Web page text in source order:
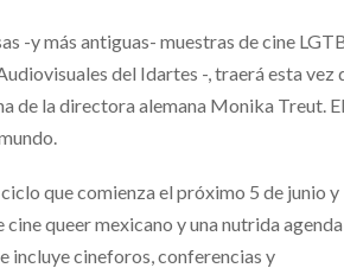
-y más antiguas- muestras de cine
del Idartes -, traerá esta vez
de la directora alemana Monika Treut. El
que comienza el próximo 5 de junio y
queer mexicano y una nutrida agenda
incluye cineforos, conferencias y